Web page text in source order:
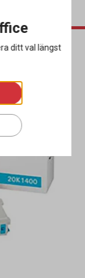
ditt val längst